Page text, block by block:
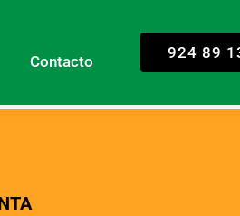
Contacto
924 89